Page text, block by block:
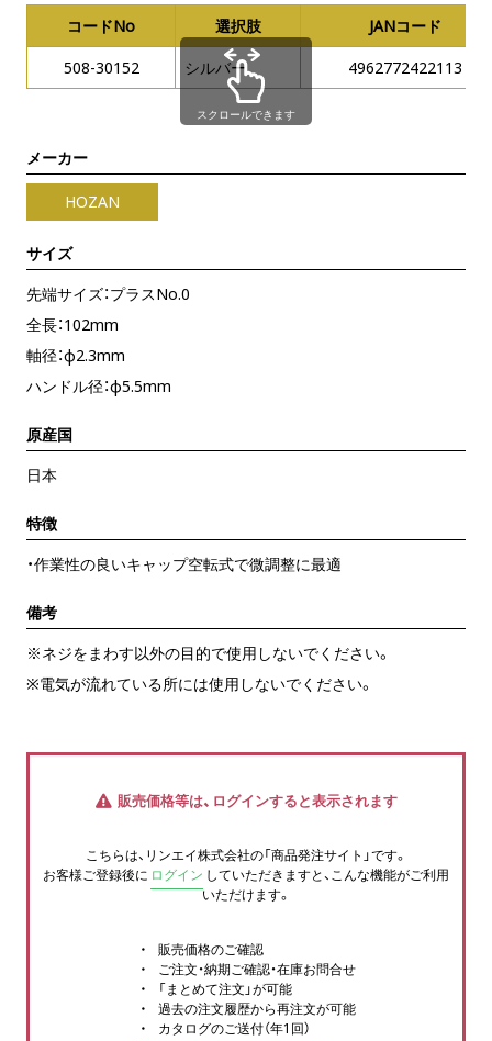
コードNo 選択肢
JANコード
508-30152
シルバー 4962772422113
スクロールできます
メーカー
HOZAN
サイズ
先端サイズ：プラスNo.0
全長：102mm
軸径：φ2.3mm
ハンドル径：φ5.5mm
原産国
日本
特徴
・作業性の良いキャップ空転式で微調整に最適
備考
※ネジをまわす以外の目的で使用しないでください。
※電気が流れている所には使用しないでください。
販売価格等は、ログインすると表示されます
こちらは、リンエイ株式会社の「商品発注サイト」です。
お客様ご登録後に ログイン していただきますと、こんな機能がご利用
いただけます。
販売価格のご確認
ご注文・納期ご確認・在庫お問合せ
「まとめて注文」が可能
過去の注文履歴から再注文が可能
カタログのご送付（年1回）